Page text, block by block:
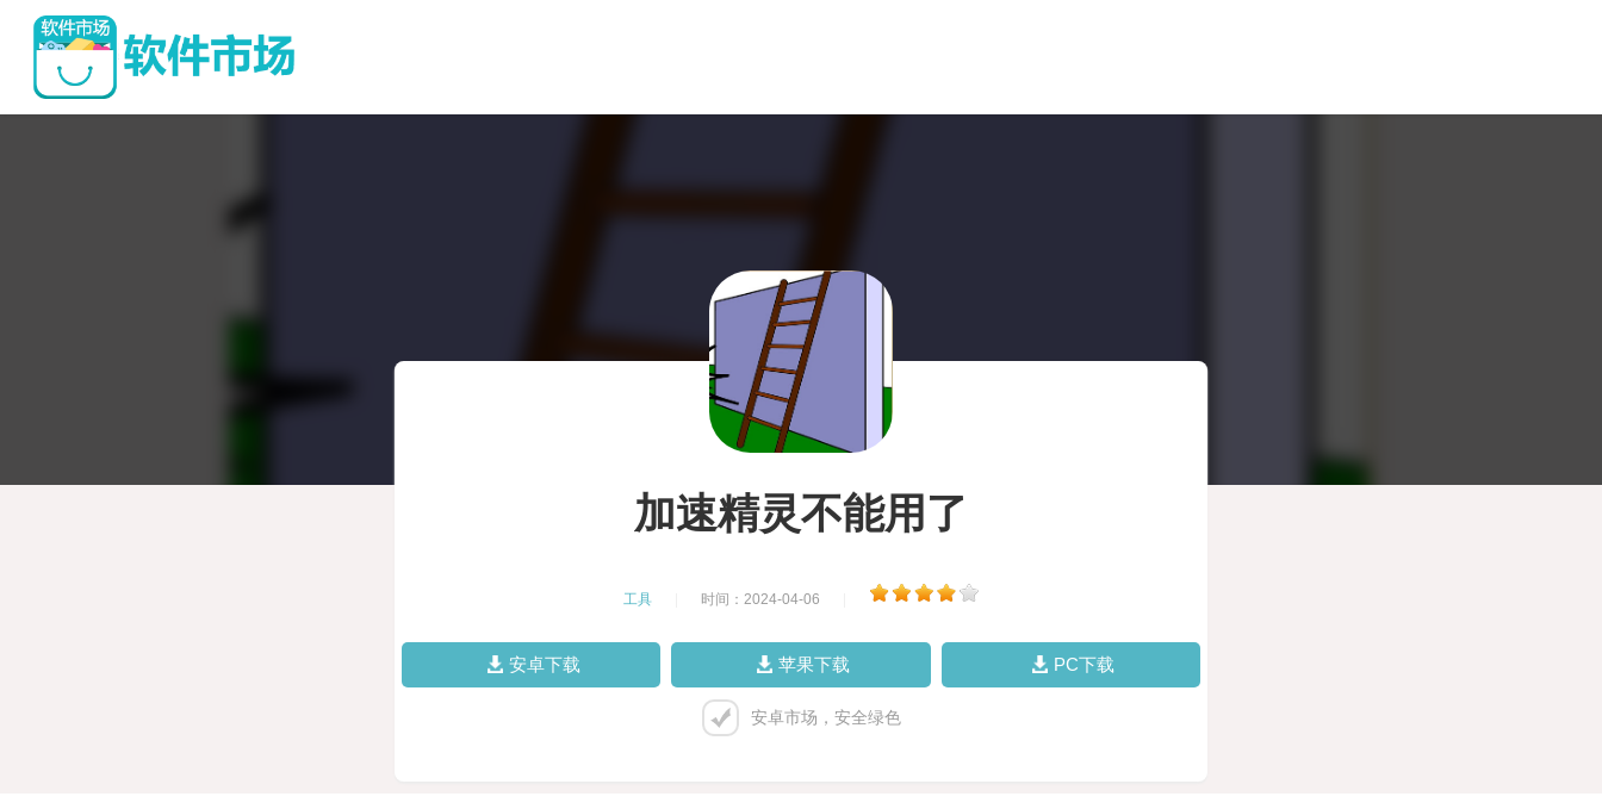
加速精灵不能用了
工具 时间：2024-04-06
安卓下载 苹果下载 PC下载
安卓市场，安全绿色